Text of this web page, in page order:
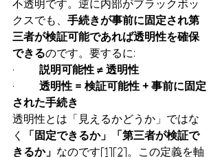
不透明です。逆に内部がブラックボッ
クスでも、 手続きが事前に固定され第
三者が検証可能であれば透明性を確保
できるのです。要するに:
· 説明可能性 ≠ 透明性
· 透明性 = 検証可能性 + 事前に固定
された手続き
透明性とは「見えるかどうか」ではな
く
「固定できるか」「第三者が検証で
きるか」 なのです[1][2]。この定義を軸